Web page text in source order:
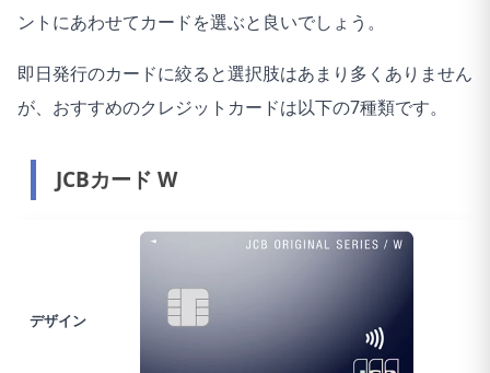
ントにあわせてカードを選ぶと良いでしょう。
即日発行のカードに絞ると選択肢はあまり多くありません
が、おすすめのクレジットカードは以下の7種類です。
JCBカード W
デザイン